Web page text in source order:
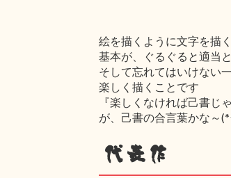
絵を描くように文字を描
基本が、ぐるぐると適当
そして忘れてはいけない
楽しく描くことです
『楽しくなければ己書じ
が、己書の合言葉かな～
代表作